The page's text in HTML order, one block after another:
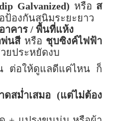
Galvanized) หรือ ส
ป้องกันสนิมระยะยาว
าคาร / พื้นที่แห้ง
พ่นสี หรือ ชุบซิงค์ไฟฟ้า
ยประหยัดงบ
ต่อให้ดูแลดีแค่ไหน ก็
ดสม่ำเสมอ (แต่ไม่ต้อง